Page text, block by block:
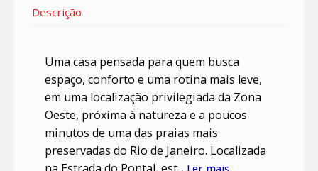
Descrição
Uma casa pensada para quem busca
espaço, conforto e uma rotina mais leve,
em uma localização privilegiada da Zona
Oeste, próxima à natureza e a poucos
minutos de uma das praias mais
preservadas do Rio de Janeiro. Localizada